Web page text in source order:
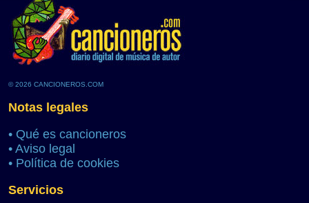
© 2026 CANCIONEROS.COM
Notas legales
• Qué es cancioneros
• Aviso legal
• Política de cookies
Servicios